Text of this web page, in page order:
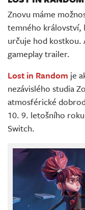
Znovu máme
temného království,
určuje hod kostkou.
gameplay trailer.
Lost in Random je
nezávislého studia
atmosférické
10. 9. letošního
Switch.